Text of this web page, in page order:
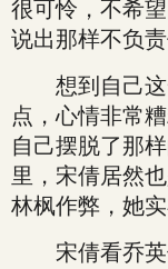
很可怜，不希
说出那样不负
想到自己这
点，心情非常
自己摆脱了那
里，宋倩居然
林枫作弊，她实
宋倩看乔英